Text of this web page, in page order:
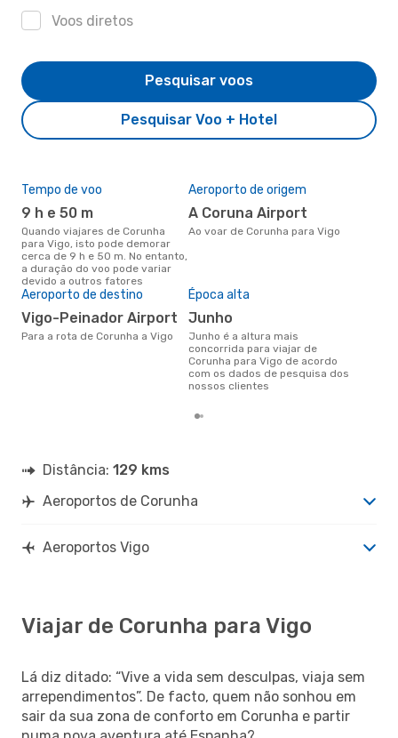
Voos diretos
Pesquisar Voo + Hotel
Pesquisar voos
Tempo de voo
9 h e 50 m
Quando viajares de Corunha
para Vigo, isto pode demorar
cerca de 9 h e 50 m. No entanto,
a duração do voo pode variar
devido a outros fatores
Aeroporto de origem
A Coruna Airport
Ao voar de Corunha para Vigo
Aeroporto de destino
Vigo-Peinador Airport
Para a rota de Corunha a Vigo
Época alta
junho
junho é a altura mais
concorrida para viajar de
Corunha para Vigo de acordo
com os dados de pesquisa dos
nossos clientes
Distância: 129 kms
Aeroportos de Corunha
Aeroportos Vigo
Viajar de Corunha para Vigo
Lá diz ditado: “Vive a vida sem desculpas, viaja sem
arrependimentos”. De facto, quem não sonhou em
sair da sua zona de conforto em Corunha e partir